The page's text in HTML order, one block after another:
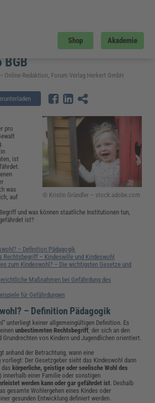
Shop Akademie
Kindeswohlgefährdung und § 1666 BGB
und Kinderrechte –
Kindeswohlgefährdung
BGB
Online-Redaktion, Forum Verlag Herkert GmbH
© Kristin Gründler – stock.adobe.com
pro
ist
was
auf
und was können staatliche Institutionen tun,
ist?
– Definition Pädagogik
Rechtsbegriff – Kindeswille und Kindeswohl
zum Kindeswohl? – Die wichtigsten Gesetze und
Maßnahmen bei Gefährdung des
für Gefährdungen
– Definition Pädagogik
unterliegt keiner allgemeingültigen Definition. Es
unbestimmten Rechtsbegriff, der sich an den
Grundrechten von Kindern und Jugendlichen orientiert.
anhand der Betrachtung, wann eine
vorliegt: Der Gesetzgeber sieht das Kindeswohl dann
körperliche, geistige oder seelische Wohl des
innerhalb einer Familie oder sonstigen
werden kann oder gar gefährdet ist. Deshalb
gesamte Wohlergehen eines Kindes oder
gesunden Entwicklung definiert werden.